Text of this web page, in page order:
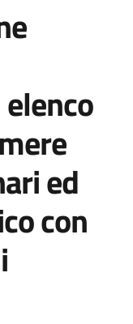
ed
con